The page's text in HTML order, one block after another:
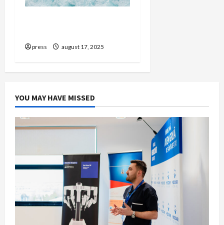
press august 17, 2025
YOU MAY HAVE MISSED